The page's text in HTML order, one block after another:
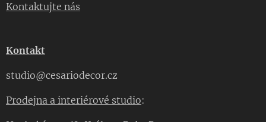
Kontaktujte nás
Kontakt
studio@cesariodecor.cz
Prodejna a interiérové studio: